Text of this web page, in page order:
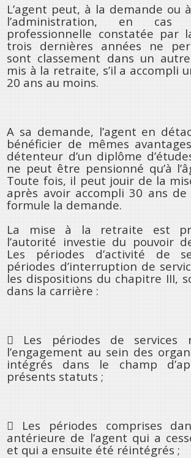
L’agent peut, à la demande ou
l’administration, en cas
professionnelle constatée par
trois dernières années ne
sont classement dans un
mis à la retraite, s’il a accompli
20 ans au moins.
A sa demande, l’agent en
bénéficier de mêmes
détenteur d’un diplôme
ne peut être pensionné qu’à
Toute fois, il peut jouir de la
après avoir accompli 30 ans de
formule la demande.
La mise à la retraite est
l’autorité investie du pouvoir
Les périodes d’activité de
périodes d’interruption de
les dispositions du chapitre III,
dans la carrière :
 Les périodes de services
l’engagement au sein des
intégrés dans le champ
présents statuts ;
 Les périodes comprises
antérieure de l’agent qui a
et qui a ensuite été réintégrés ;